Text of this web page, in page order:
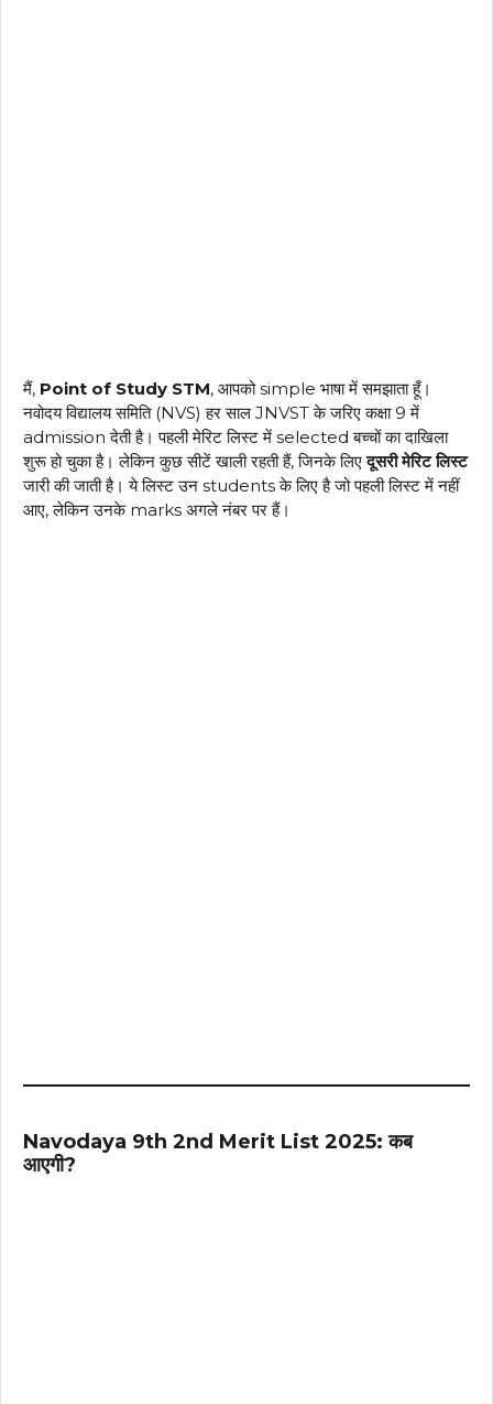
मैं, Point of Study STM, आपको simple भाषा में समझाता हूँ।
नवोदय विद्यालय समिति (NVS) हर साल JNVST के जरिए कक्षा 9 में
admission देती है। पहली मेरिट लिस्ट में selected बच्चों का दाखिला
शुरू हो चुका है। लेकिन कुछ सीटें खाली रहती हैं, जिनके लिएदूसरी मेरिट लिस्ट
जारी की जाती है। ये लिस्ट उन students के लिए है जो पहली लिस्ट में नहीं
आए, लेकिन उनके marks अगले नंबर पर हैं।
Navodaya 9th 2nd Merit List 2025: कब
आएगी?